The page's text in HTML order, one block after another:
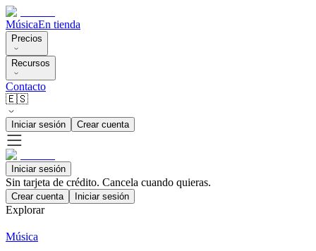
MúsicaEn tienda
Precios
Recursos
Contacto
🇪🇸
Iniciar sesión Crear cuenta
Iniciar sesión
Sin tarjeta de crédito. Cancela cuando quieras.
Crear cuenta Iniciar sesión
Explorar
Música